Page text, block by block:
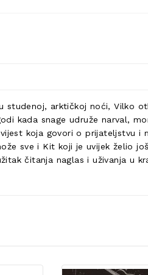
studenoj, arktičkoj noći, Vilko
kada snage udruže narval,
koja govori o prijateljstvu i
sve i Kit koji je uvijek želio
čitanja naglas i uživanja u